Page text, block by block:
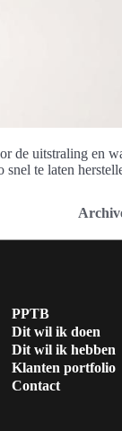
uitstraling en
snel te laten
PPTB
Dit wil ik doen
Dit wil ik hebben
Klanten portfolio
Contact